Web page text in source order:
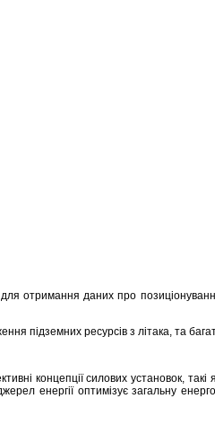
отримання даних про
підземних ресурсів з літака, та
концепції силових установок, такі
енергії оптимізує загальну